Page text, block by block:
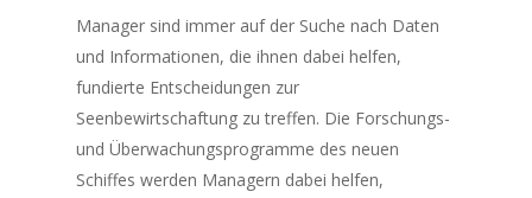
Manager sind immer auf der Suche nach Daten
und Informationen, die ihnen dabei helfen,
fundierte Entscheidungen zur
Seenbewirtschaftung zu treffen. Die Forschungs-
und Überwachungsprogramme des neuen
Schiffes werden Managern dabei helfen,